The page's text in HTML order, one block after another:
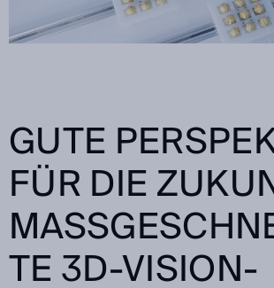
GUTE
FÜR DIE
E 3D-VISION-L